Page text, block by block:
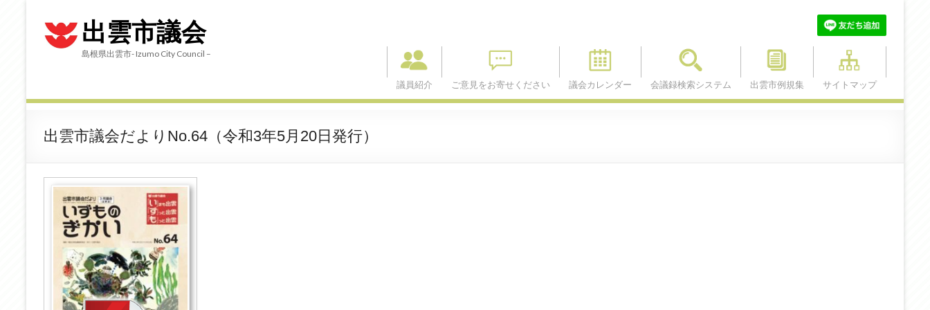
出雲市議会
島根県出雲市- Izumo City Council –
議員紹介 ご意見をお寄せください 議会カレンダー 会議録検索システム 出雲市例規集 サイトマップ
出雲市議会だよりNo.64（令和3年5月20日発行）